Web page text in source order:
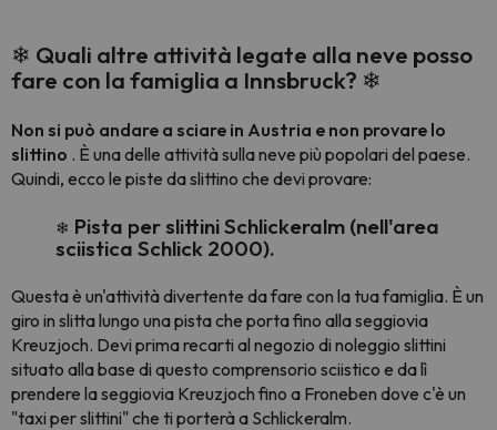
❄ Quali altre attività legate alla neve posso
fare con la famiglia a Innsbruck? ❄
Non si può andare a sciare in Austria e non provare lo
slittino . È una delle attività sulla neve più popolari del paese.
Quindi, ecco le piste da slittino che devi provare:
❄ Pista per slittini Schlickeralm (nell'area
sciistica Schlick 2000).
Questa è un'attività divertente da fare con la tua famiglia. È un
giro in slitta lungo una pista che porta fino alla seggiovia
Kreuzjoch. Devi prima recarti al negozio di noleggio slittini
situato alla base di questo comprensorio sciistico e da lì
prendere la seggiovia Kreuzjoch fino a Froneben dove c'è un
"taxi per slittini" che ti porterà a Schlickeralm.